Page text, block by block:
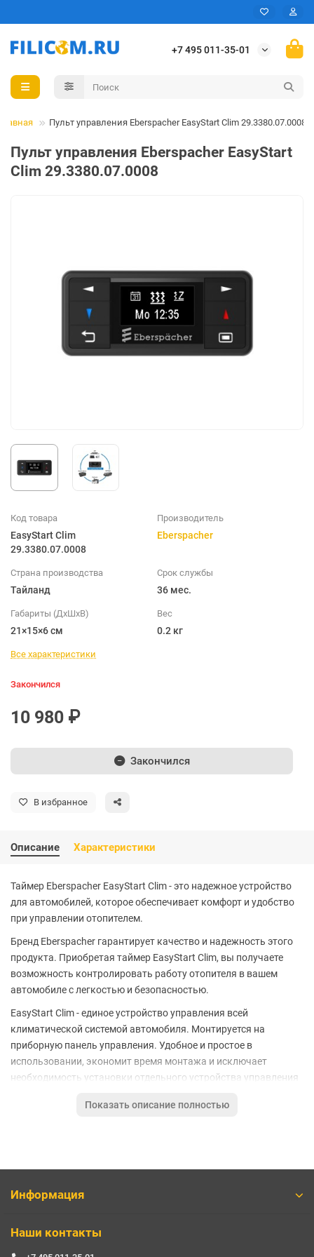
+7 495 011-35-01
Пульт управления Eberspacher EasyStart Clim 29.3380.07.0008
Пульт управления Eberspacher EasyStart
Clim 29.3380.07.0008
Код товара
EasyStart Clim
29.3380.07.0008
Производитель
Eberspacher
Страна производства
Тайланд
Срок службы
36 мес.
Габариты (ДхШхВ)
21×15×6 см
Вес
0.2 кг
Все характеристики
Закончился
10 980 ₽
Закончился
В избранное
Описание Характеристики
Таймер Eberspacher EasyStart Clim - это надежное устройство
для автомобилей, которое обеспечивает комфорт и удобство
при управлении отопителем.
Бренд Eberspacher гарантирует качество и надежность этого
продукта. Приобретая таймер EasyStart Clim, вы получаете
возможность контролировать работу отопителя в вашем
автомобиле с легкостью и безопасностью.
EasyStart Clim - единое устройство управления всей
климатической системой автомобиля. Монтируется на
приборную панель управления. Удобное и простое в
использовании, экономит время монтажа и исключает
необходимость установки отдельного устройства управления
системой кондиционирования (типа Vetronic), жидкостными
с одного устройства;
Eberspächer;
Возможность программирования 3-х циклов пуска
Показать описание полностью
Информация
Наши контакты